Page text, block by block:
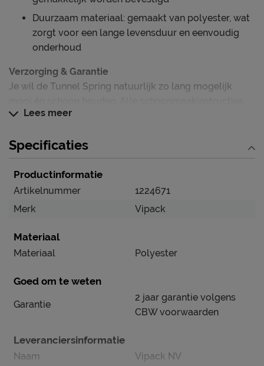
Duurzaam materiaal: gemaakt van polyester, wat
zorgt voor een lange levensduur en eenvoudig
onderhoud
Verzorging & Garantie
Je wil de Tunnel Spring natuurlijk zo lang mogelijk
evenals de garantie op het product, kun je terugvinden
Lees meer
Specificaties
Productinformatie
Artikelnummer
1224671
Merk
Vipack
Materiaal
Materiaal Polyester
Goed om te weten
Garantie
2 jaar garantie volgens
CBW voorwaarden
Leveranciersinformatie
Naam Vipack NV